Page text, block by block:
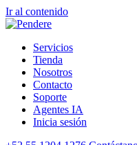
Ir al contenido
Servicios
Tienda
Nosotros
Contacto
Soporte
Agentes IA
Inicia sesión